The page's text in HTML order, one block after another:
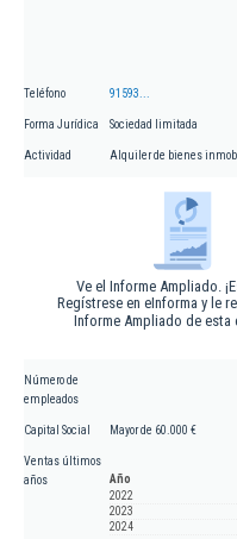
Teléfono 91593...
Forma Jurídica Sociedad limitada
Actividad Alquiler de bienes
Ve el Informe Ampliado.
Regístrese en eInforma y le
Informe Ampliado de esta
Número de
empleados
Capital Social Mayor de 60.000 €
Ventas últimos
años
Año
2022
2023
2024